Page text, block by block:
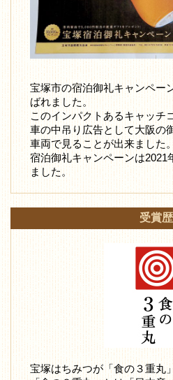
宝塚市の宿泊御礼キャンペー
ばれました。
このインパクトあるキャッチ
車の中吊り広告として大阪の
車両で見ることが出来ました
宿泊御礼キャンペーンは2021
ました。
受賞歴
宝塚はちみつが「食の３重丸